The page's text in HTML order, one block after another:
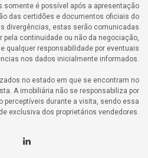
é possível após a apresentação
das certidões e documentos oficiais do
divergências, estas serão comunicadas
pela continuidade ou não da negociação,
qualquer responsabilidade por eventuais
nos dados inicialmente informados.
no estado em que se encontram no
A imobiliária não se responsabiliza por
perceptíveis durante a visita, sendo essa
exclusiva dos proprietários vendedores.
Linkedin